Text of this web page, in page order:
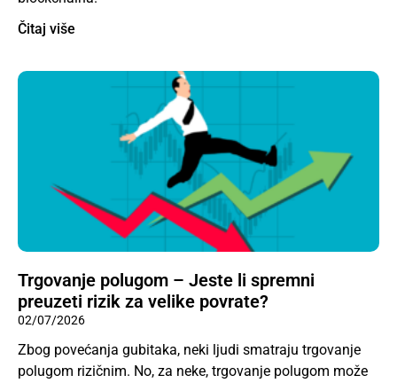
Čitaj više
Trgovanje polugom – Jeste li spremni
preuzeti rizik za velike povrate?
02/07/2026
Zbog povećanja gubitaka, neki ljudi smatraju trgovanje
polugom rizičnim. No, za neke, trgovanje polugom može